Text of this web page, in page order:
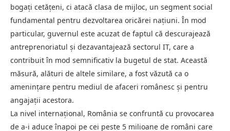
bogați cetățeni, ci atacă clasa de mijloc, un segment social
fundamental pentru dezvoltarea oricărei națiuni. În mod
particular, guvernul este acuzat de faptul că descurajează
antreprenoriatul și dezavantajează sectorul IT, care a
contribuit în mod semnificativ la bugetul de stat. Această
măsură, alături de altele similare, a fost văzută ca o
amenințare pentru mediul de afaceri românesc și pentru
angajații acestora.
La nivel internațional, România se confruntă cu provocarea
de a-i aduce înapoi pe cei peste 5 milioane de români care